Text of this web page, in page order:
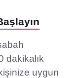
dakikalık
uygun